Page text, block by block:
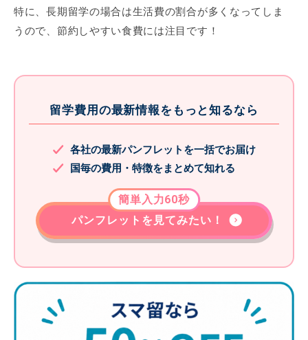
特に、長期留学の場合は生活費の割合が多くなってしま
うので、節約しやすい食費には注目です！
留学費用の最新情報をもっと知るなら
各社の最新パンフレットを一括でお届け
国毎の費用・特徴をまとめて知れる
パンフレットを見てみたい！
簡単入力60秒